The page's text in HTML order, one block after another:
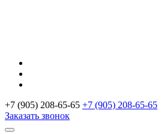
+7 (905) 208-65-65 +7 (905) 208-65-65
Заказать звонок